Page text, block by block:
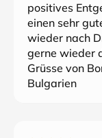
positives
einen sehr
wieder nach
gerne wieder
Grüsse von
Bulgarien